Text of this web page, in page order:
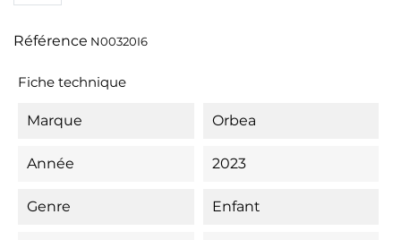
Référence N00320I6
Fiche technique
Marque Orbea
Année 2023
Genre Enfant